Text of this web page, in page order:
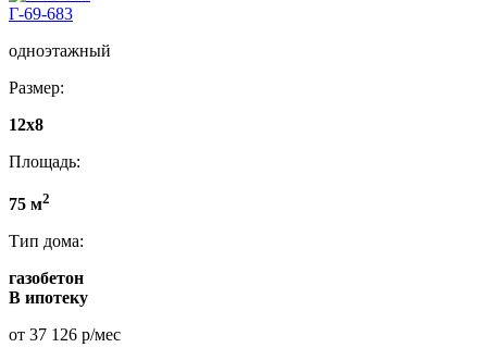
Г-69-683
одноэтажный
Размер:
12x8
Площадь:
75 м2
Тип дома:
газобетон
В ипотеку
от 37 126 р/мес